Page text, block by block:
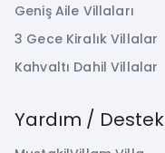
Geniş Aile Villaları
3 Gece Kiralık Villalar
Kahvaltı Dahil Villalar
Yardım / Destek